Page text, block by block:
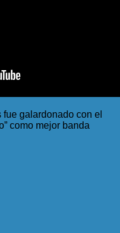
galardonado con el
como mejor banda